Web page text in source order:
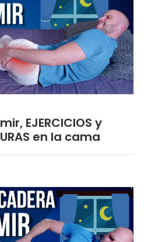
EJERCICIOS y
en la cama